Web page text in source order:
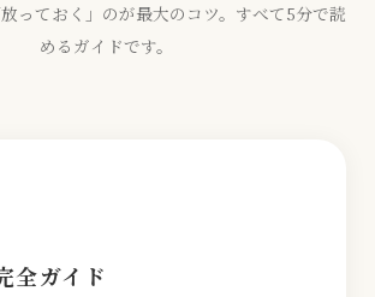
っておく」のが最大のコツ。すべて5分で読
めるガイドです。
全ガイド